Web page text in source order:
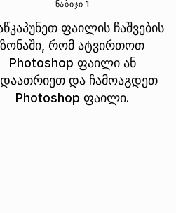
ᲜᲐᲑᲘᲯᲘ 1
ფაილის ჩაშვების
ზონაში, რომ ატვირთოთ
Photoshop ფაილი ან
და ჩამოაგდეთ
Photoshop ფაილი.